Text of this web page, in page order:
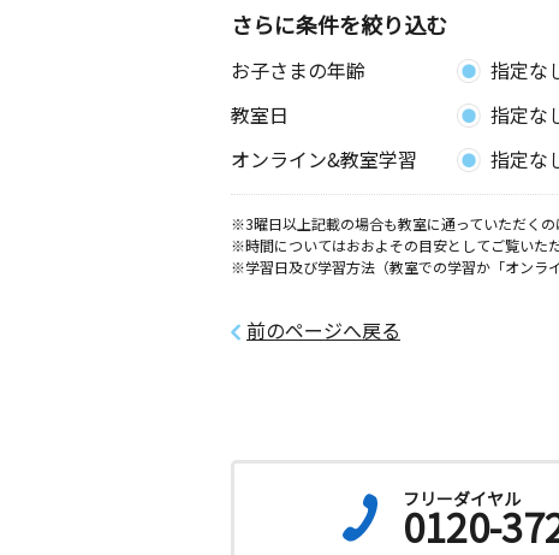
さらに条件を絞り込む
お子さまの年齢 指定な
教室日
指定な
オンライン&教室学習
指定な
※3曜日以上記載の場合も教室に通っていただくの
※時間についてはおおよその目安としてご覧いた
※学習日及び学習方法（教室での学習か「オンラ
前のページへ戻る
フリーダイヤル
0120-